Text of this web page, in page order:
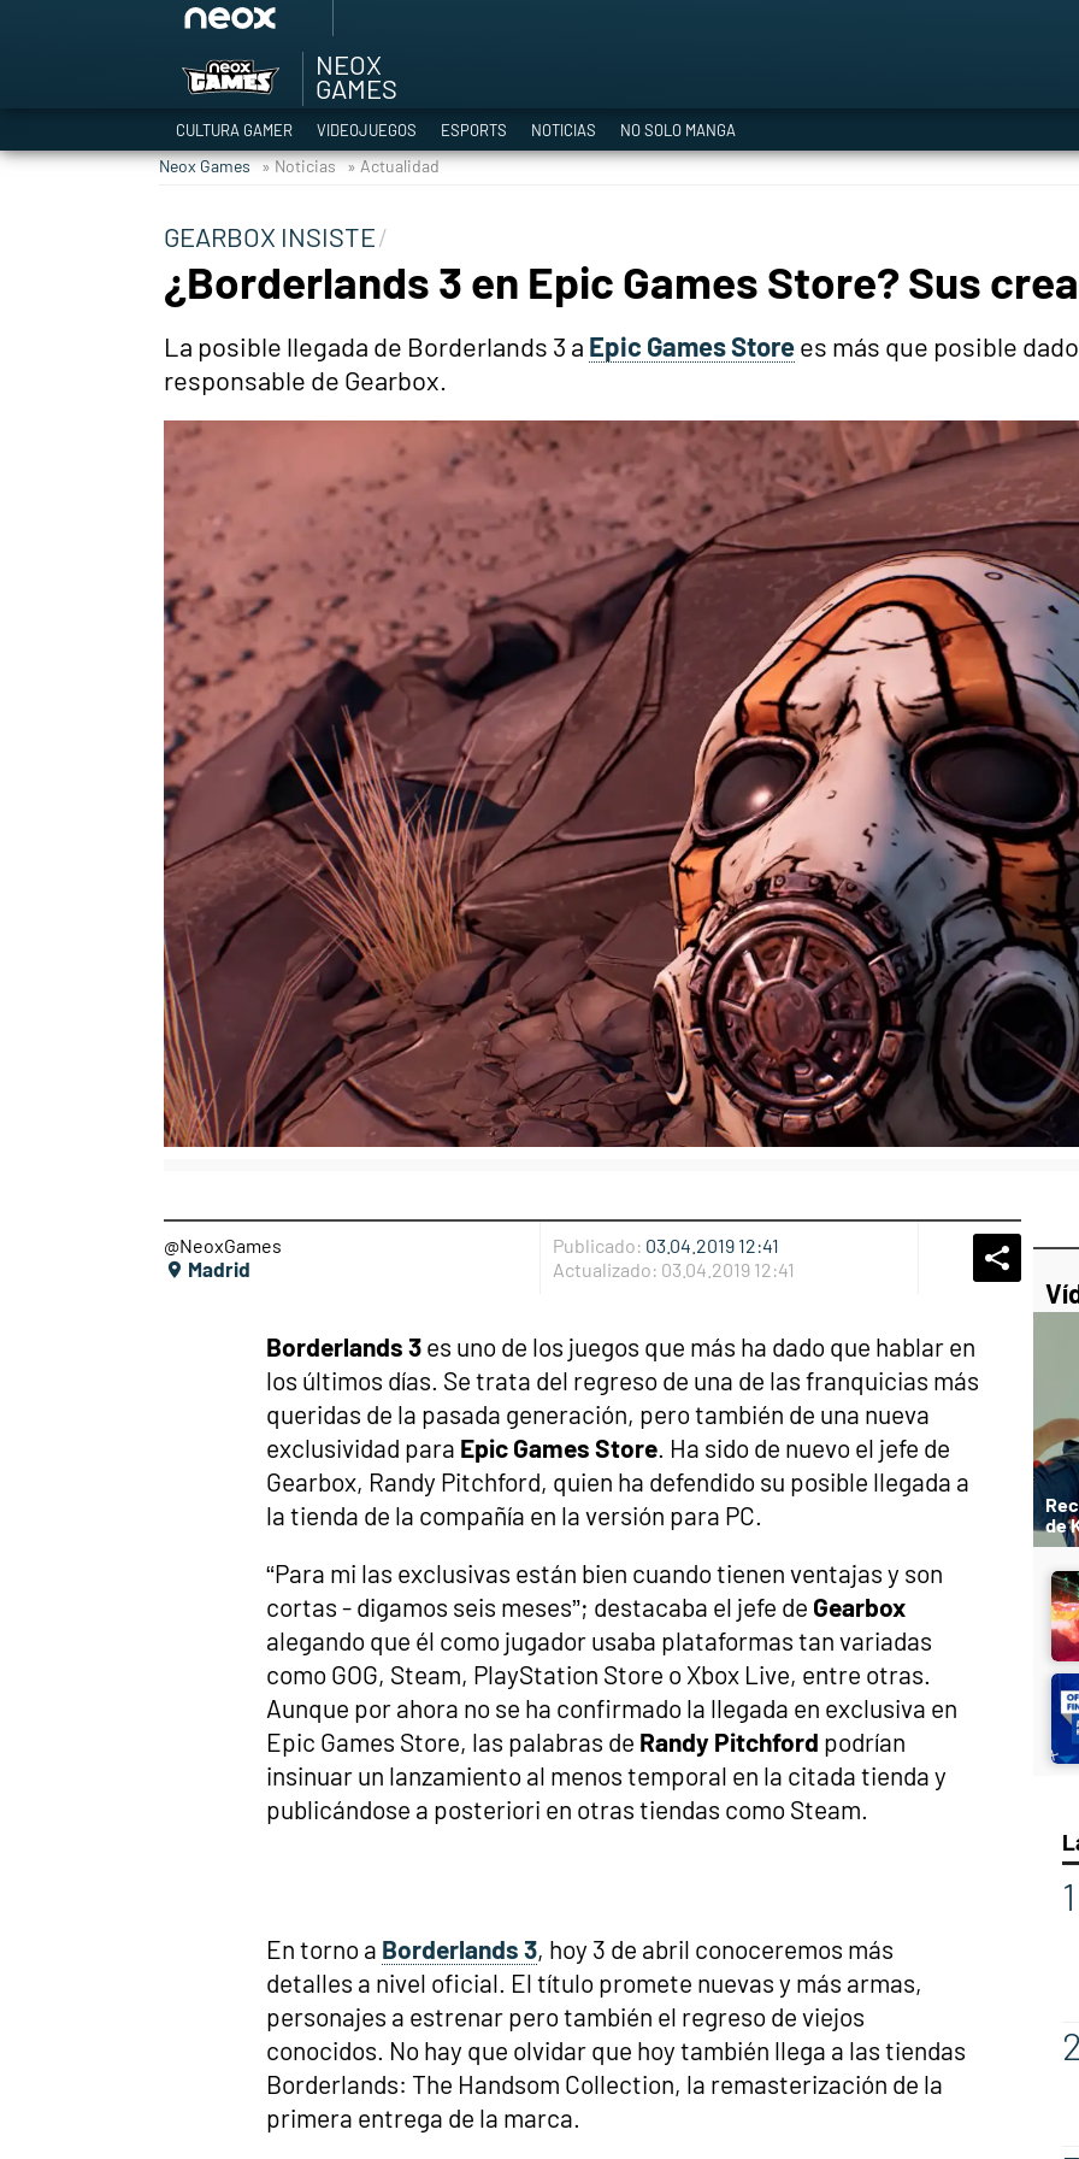
TGA Tercera gala
Super Mario cafetería oficial
Asia peculiar tradición
NEOX
GAMES
CULTURA GAMER VIDEOJUEGOS ESPORTS NOTICIAS NO SOLO MANGA
Neox Games » Noticias » Actualidad
GEARBOX INSISTE
¿Borderlands 3 en Epic Games Store? Sus
La posible llegada de Borderlands 3 a Epic Games Storees más que posible
responsable de Gearbox.
@NeoxGames
Madrid
Publicado: 03.04.2019 12:41
Actualizado: 03.04.2019 12:41 Whatsapp
Borderlands 3 es uno de los juegos que más ha dado que hablar en
los últimos días. Se trata del regreso de una de las franquicias más
queridas de la pasada generación, pero también de una nueva
exclusividad para Epic Games Store. Ha sido de nuevo el jefe de
Gearbox, Randy Pitchford, quien ha defendido su posible llegada a
la tienda de la compañía en la versión para PC.
“Para mi las exclusivas están bien cuando tienen ventajas y son
cortas - digamos seis meses”; destacaba el jefe de Gearbox
alegando que él como jugador usaba plataformas tan variadas
como GOG, Steam, PlayStation Store o Xbox Live, entre otras.
Aunque por ahora no se ha confirmado la llegada en exclusiva en
Epic Games Store, las palabras de Randy Pitchford podrían
insinuar un lanzamiento al menos temporal en la citada tienda y
publicándose a posteriori en otras tiendas como Steam.
En torno a Borderlands 3, hoy 3 de abril conoceremos más
detalles a nivel oficial. El título promete nuevas y más armas,
personajes a estrenar pero también el regreso de viejos
conocidos. No hay que olvidar que hoy también llega a las tiendas
Borderlands: The Handsom Collection, la remasterización de la
primera entrega de la marca.
de